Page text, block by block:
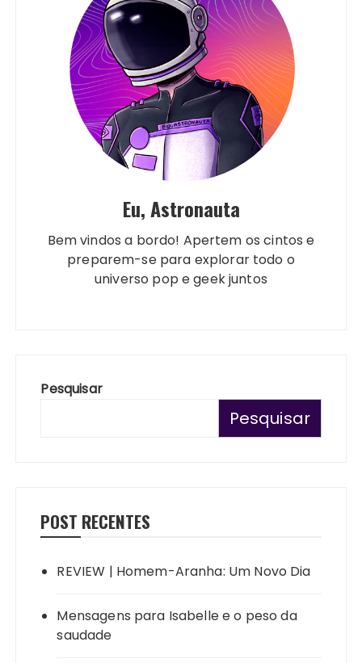
Eu, Astronauta
Bem vindos a bordo! Apertem os cintos e
preparem-se para explorar todo o
universo pop e geek juntos
Pesquisar
Pesquisar
POST RECENTES
REVIEW | Homem-Aranha: Um Novo Dia
Mensagens para Isabelle e o peso da
saudade